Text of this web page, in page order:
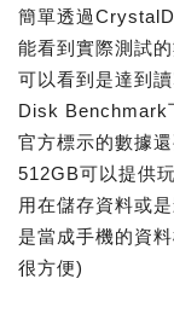
簡單透過
能看到實際測試
可以看到是達到
Disk Benchmark
官方標示的數據
512GB可以提供
用在儲存資料或
是當成手機的資
很方便)